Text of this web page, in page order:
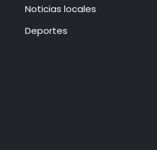
Noticias locales
Deportes